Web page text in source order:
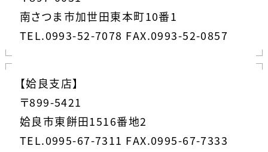
南さつま市加世田東本町10番1
TEL.0993-52-7078 FAX.0993-52-0857
【姶良支店】
〒899-5421
姶良市東餅田1516番地2
TEL.0995-67-7311 FAX.0995-67-7333